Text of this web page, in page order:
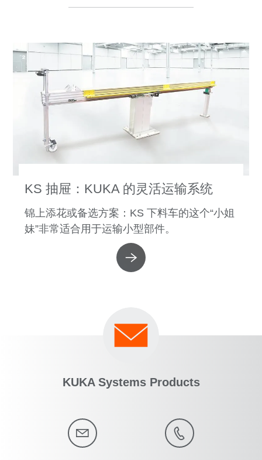
KS 抽屉：KUKA 的灵活运输系统
锦上添花或备选方案：KS 下料车的这个“小姐
妹”非常适合用于运输小型部件。
KUKA Systems Products